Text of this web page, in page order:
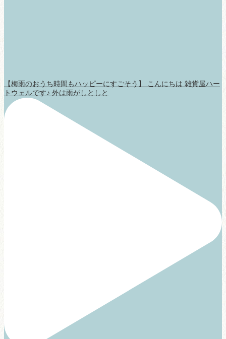
【梅雨のおうち時間もハッピーにすごそう】 こんにちは 雑貨屋ハー
トウェルです♪ 外は雨がしとしと